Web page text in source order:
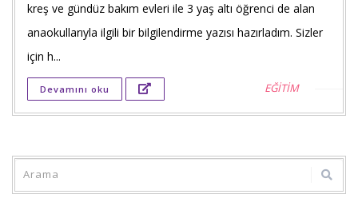
kreş ve gündüz bakım evleri ile 3 yaş altı öğrenci de alan
anaokullarıyla ilgili bir bilgilendirme yazısı hazırladım. Sizler
için h...
Devamını oku EĞİTİM